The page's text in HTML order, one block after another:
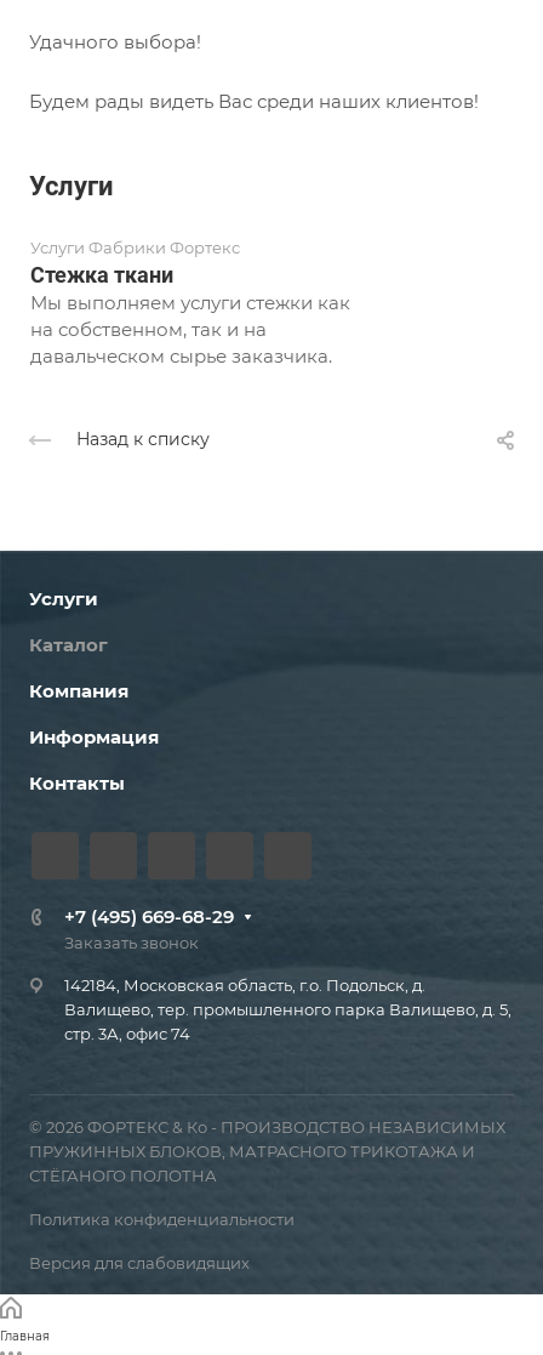
Удачного выбора!
Будем рады видеть Вас среди наших клиентов!
Услуги
Услуги Фабрики Фортекс
Стежка ткани
Мы выполняем услуги стежки как
на собственном, так и на
давальческом сырье заказчика.
Назад к списку
Услуги
Каталог
Компания
Информация
Контакты
+7 (495) 669-68-29
Заказать звонок
142184, Московская область, г.о. Подольск, д.
Валищево, тер. промышленного парка Валищево, д. 5,
стр. 3А, офис 74
© 2026 ФОРТЕКС & Ко - ПРОИЗВОДСТВО НЕЗАВИСИМЫХ
ПРУЖИННЫХ БЛОКОВ, МАТРАСНОГО ТРИКОТАЖА И
СТЁГАНОГО ПОЛОТНА
Политика конфиденциальности
Версия для слабовидящих
Главная